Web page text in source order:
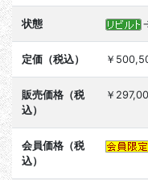
状態
定価（税込） ￥
販売価格（税
込）
￥
会員価格（税
込）